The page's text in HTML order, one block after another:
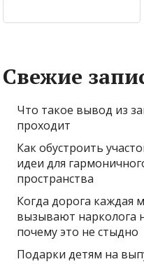
Свежие
Что такое вывод из
проходит
Как обустроить
идеи для
пространства
Когда дорога каждая
вызывают нарколога
почему это не стыдно
Подарки детям на